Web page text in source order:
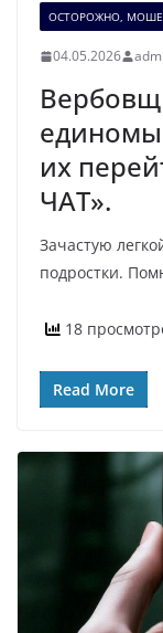
ОСТОРОЖНО,
04.05.2026
их
ЧАТ».
Зачастую
подростки.
18
Read More